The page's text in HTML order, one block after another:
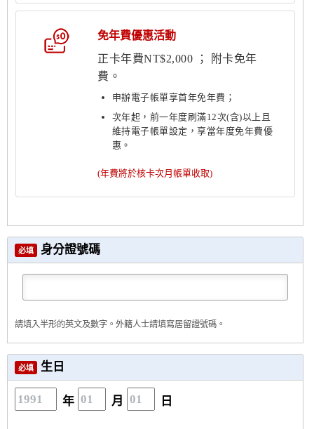
免年費優惠活動
正卡年費NT$2,000 ； 附卡免年
費。
申辦電子帳單享首年免年費；
次年起，前一年度刷滿12次(含)以上且
維持電子帳單設定，享當年度免年費優
惠。
(年費將於核卡次月帳單收取)
必填 身分證號碼
請填入半形的英文及數字。外籍人士請填寫居留證號碼。
必填 生日
年 月 日